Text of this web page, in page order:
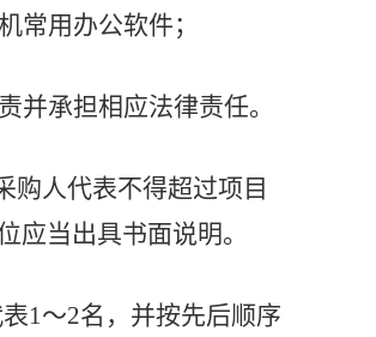
常用办公软件；
并承担相应法律责任。
购人代表不得超过项目
应当出具书面说明。
1～2名，并按先后顺序